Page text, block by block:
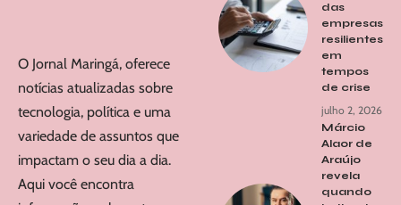
O Jornal Maringá, oferece
notícias atualizadas sobre
tecnologia, política e uma
variedade de assuntos que
impactam o seu dia a dia.
Aqui você encontra
das
empresas
resilientes
em
tempos
de crise
julho 2, 2026
Márcio
Alaor de
Araújo
revela
quando